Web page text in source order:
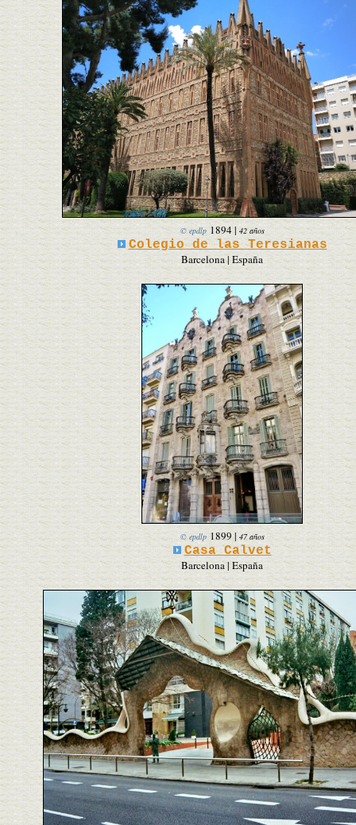
© epdlp 1894| 42 años
Colegio de las Teresianas
Barcelona | España
© epdlp 1899 | 47 años
Casa Calvet
Barcelona | España